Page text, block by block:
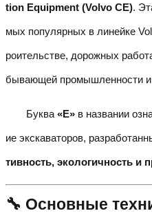
tion Equipment (Volvo CE).
мых популярных в линейке
роительстве, дорожных
бывающей промышленности и
Буква «E» в названии
ие экскаваторов,
тивность, экологичность и
🔧 Основные